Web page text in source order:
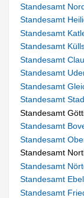
Standesamt
Standesamt
Standesamt
Standesamt
Standesamt
Standesamt
Standesamt
Standesamt
Standesamt
Standesamt
Standesamt
Standesamt
Standesamt
Standesamt
Standesamt